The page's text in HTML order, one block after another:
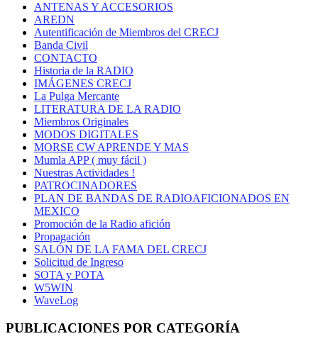
ANTENAS Y ACCESORIOS
AREDN
Autentificación de Miembros del CRECJ
Banda Civil
CONTACTO
Historia de la RADIO
IMÁGENES CRECJ
La Pulga Mercante
LITERATURA DE LA RADIO
Miembros Originales
MODOS DIGITALES
MORSE CW APRENDE Y MAS
Mumla APP ( muy fácil )
Nuestras Actividades !
PATROCINADORES
PLAN DE BANDAS DE RADIOAFICIONADOS EN
MEXICO
Promoción de la Radio afición
Propagación
SALÓN DE LA FAMA DEL CRECJ
Solicitud de Ingreso
SOTA y POTA
W5WIN
WaveLog
PUBLICACIONES POR CATEGORÍA